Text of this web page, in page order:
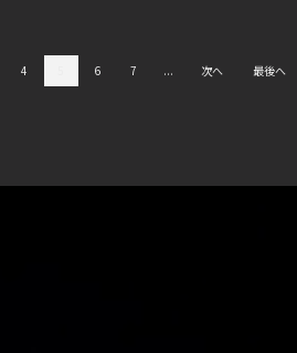
4 6 7 ... 次へ 最後へ